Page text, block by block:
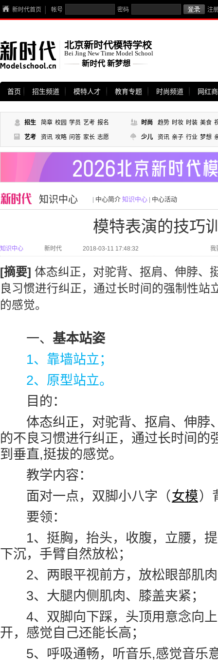
新时代首页 帐号 密码 注
北京新时代模特学校
Bei Jing New Time Model School
新时代 新梦想
首页 招生频道 模特人才 教育专题 时尚频道 网红
招生 简章 校园 学员 艺考 报名 时尚 趋势 时妆 时装 美食
艺考 资讯 攻略 问答 家长 志愿 少儿 资讯 亲子 行业 梦想
知识中心 | 中心简介 知识中心 | 中心活动
模特表演的技巧
知识中心 新时代 2018-03-11 17:48:32 我
[摘要] 体态纠正，对驼背、抠肩、伸脖、
良习惯进行纠正，通过长时间的强制性站
的感觉。
一、 基本站姿
1、靠墙站立；
2、原型站立。
目的：
体态纠正，对驼背、抠肩、伸脖
的不良习惯进行纠正，通过长时间的
到垂直,挺拔的感觉。
教学内容：
面对一点，双脚小八字（女模）
要领：
1、挺胸，抬头，收腹，立腰，提
下沉，手臂自然放松；
2、两眼平视前方，放松眼部肌肉
3、大腿内侧肌肉、膝盖夹紧；
4、双脚向下踩，头顶用意念向上
开，感觉自己还能长高；
5、呼吸通畅，听音乐,感觉音乐